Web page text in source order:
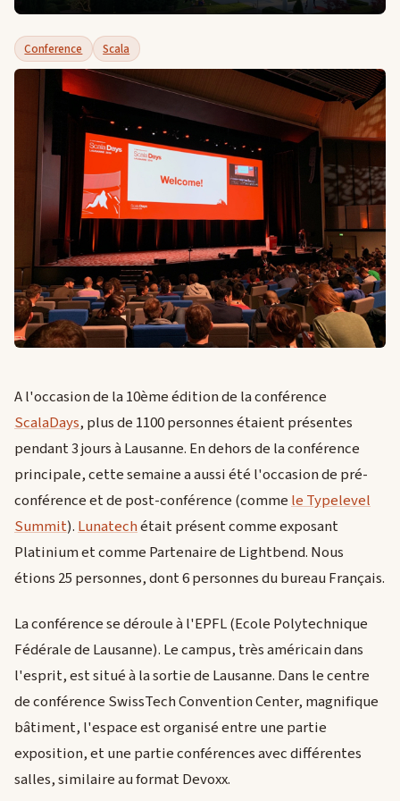
Conference Scala
A l'occasion de la 10ème édition de la conférence
ScalaDays, plus de 1100 personnes étaient présentes
pendant 3 jours à Lausanne. En dehors de la conférence
principale, cette semaine a aussi été l'occasion de pré-
conférence et de post-conférence (comme le Typelevel
Summit). Lunatechétait présent comme exposant
Platinium et comme Partenaire de Lightbend. Nous
étions 25 personnes, dont 6 personnes du bureau Français.
La conférence se déroule à l'EPFL (Ecole Polytechnique
Fédérale de Lausanne). Le campus, très américain dans
l'esprit, est situé à la sortie de Lausanne. Dans le centre
de conférence SwissTech Convention Center, magnifique
bâtiment, l'espace est organisé entre une partie
exposition, et une partie conférences avec différentes
salles, similaire au format Devoxx.